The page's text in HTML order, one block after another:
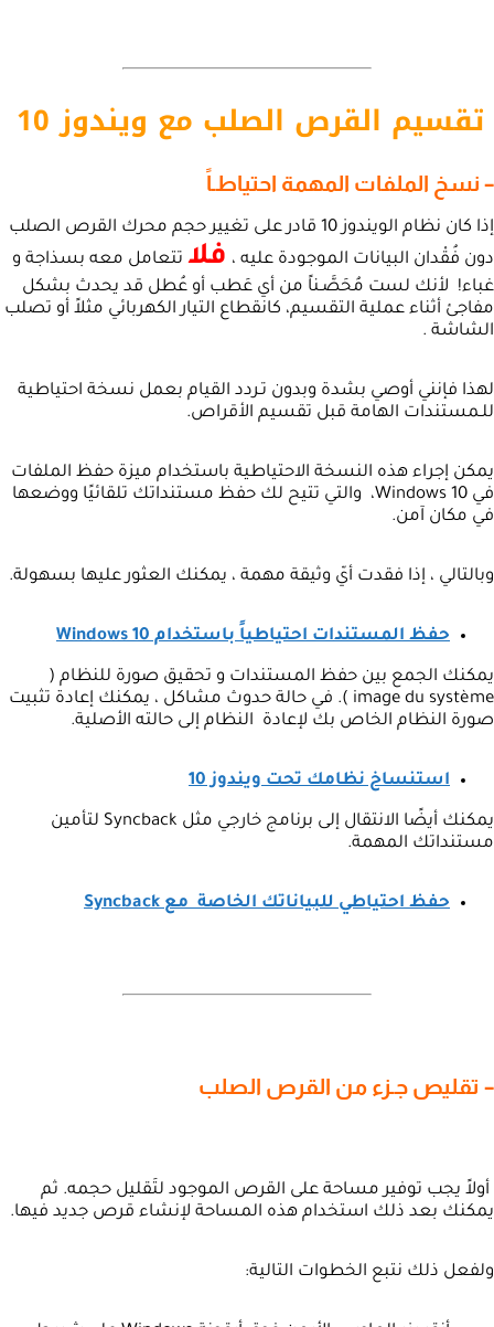
تقسيم القرص الصلب مع ويندوز 10
– نسخ الملفات المهمة احتياطـاً
إذا كان نظام الويندوز 10 قادر على تغيير حجم محرك القرص الصلب
دون فُقْدان البيانات الموجودة عليه ، فلا تتعامل معه بسذاجة و
غباء! لأنك لست مُحَصَّـناً من أي عَطب أو عُطل قد يحدث بشكل
مفاجئ أثناء عملية التقسيم، كانقطاع التيار الكهربائي مثلاً أو تصلب
الشاشة .
لهذا فإنني أوصي بشدة وبدون تـردد القيام بعمل نسخة احتياطية
للـمستندات الهامة قبل تقسيم الأقراص.
يمكن إجراء هذه النسخة الاحتياطية باستخدام ميزة حفظ الملفات
في Windows 10، والتي تتيح لك حفظ مستنداتك تلقائيًا ووضعها
في مكان آمن.
وبالتالي ، إذا فقدت أيّ وثيقة مهمة ، يمكنك العثور عليها بسهولة.
حفظ المستندات احتياطياً باستخدام Windows 10
يمكنك الجمع بين حفظ المستندات و تحقيق صورة للنظام (
image du système ). في حالة حدوث مشاكل ، يمكنك إعادة تثبيت
صورة النظام الخاص بك لإعادة النظام إلى حالته الأصلية.
استنساخ نظامك تحت ويندوز 10
يمكنك أيضًا الانتقال إلى برنامج خارجي مثل Syncback لتأمين
مستنداتك المهمة.
حفظ احتياطي للبياناتك الخاصة مع Syncback
– تقليص جـزء من القرص الصلب
أولاً يجب توفير مساحة على القرص الموجود لتَقليل حجمه. ثم
يمكنك بعد ذلك استخدام هذه المساحة لإنشاء قرص جديد فيها.
ولفعل ذلك نتبع الخطوات التالية: